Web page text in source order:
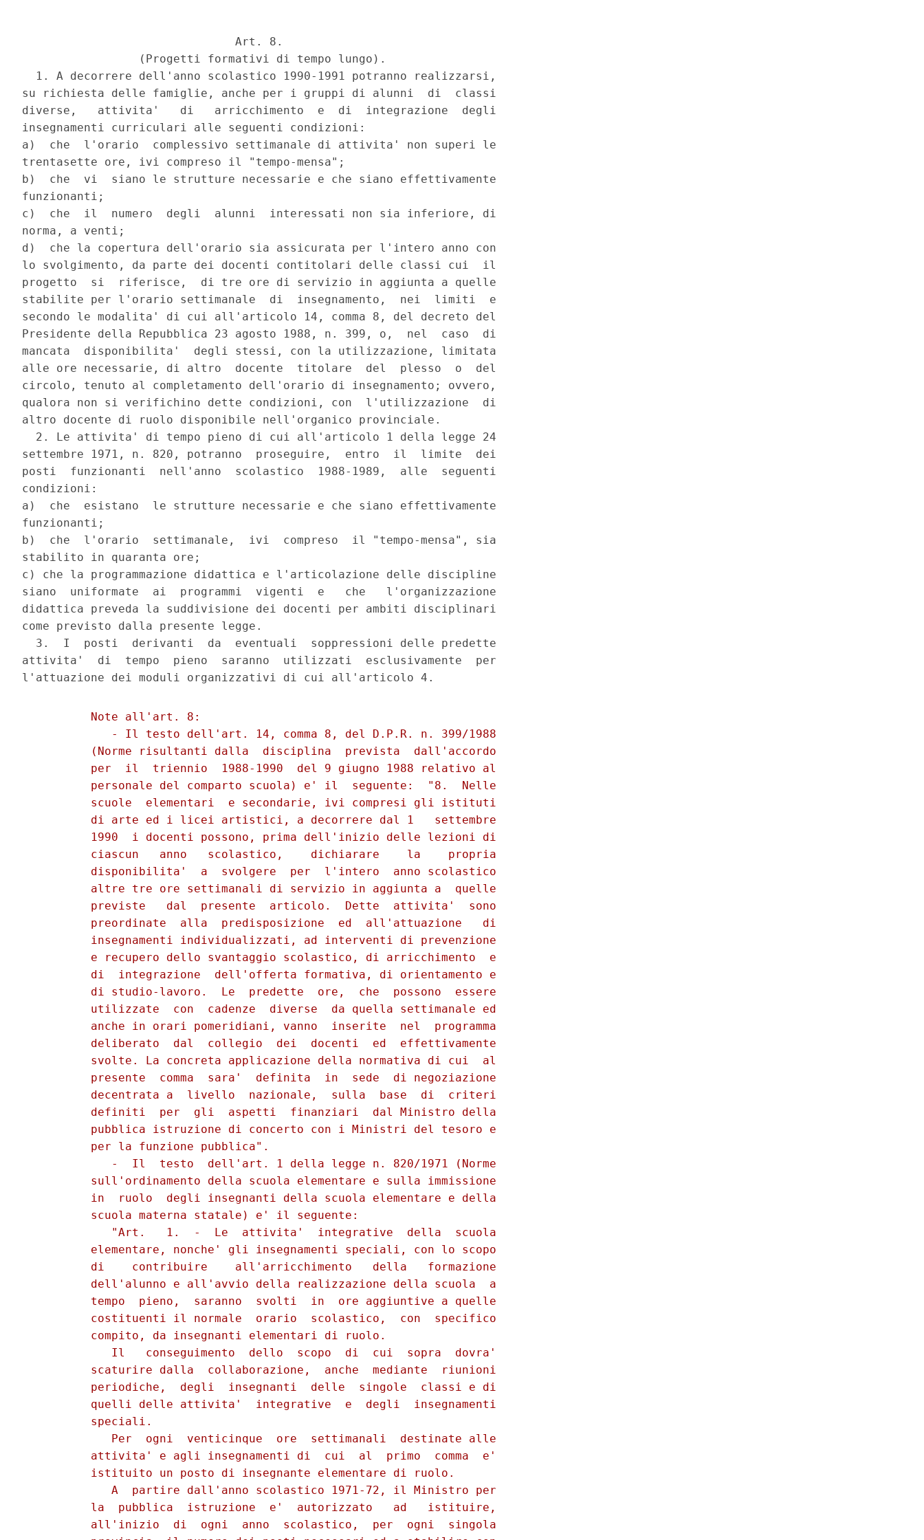
                               Art. 8.
                 (Progetti formativi di tempo lungo).
  1. A decorrere dell'anno scolastico 1990-1991 potranno realizzarsi,
su richiesta delle famiglie, anche per i gruppi di alunni  di  classi
diverse,   attivita'   di   arricchimento  e  di  integrazione  degli
insegnamenti curriculari alle seguenti condizioni:
a)  che  l'orario  complessivo settimanale di attivita' non superi le
trentasette ore, ivi compreso il "tempo-mensa";
b)  che  vi  siano le strutture necessarie e che siano effettivamente
funzionanti;
c)  che  il  numero  degli  alunni  interessati non sia inferiore, di
norma, a venti;
d)  che la copertura dell'orario sia assicurata per l'intero anno con
lo svolgimento, da parte dei docenti contitolari delle classi cui  il
progetto  si  riferisce,  di tre ore di servizio in aggiunta a quelle
stabilite per l'orario settimanale  di  insegnamento,  nei  limiti  e
secondo le modalita' di cui all'articolo 14, comma 8, del decreto del
Presidente della Repubblica 23 agosto 1988, n. 399, o,  nel  caso  di
mancata  disponibilita'  degli stessi, con la utilizzazione, limitata
alle ore necessarie, di altro  docente  titolare  del  plesso  o  del
circolo, tenuto al completamento dell'orario di insegnamento; ovvero,
qualora non si verifichino dette condizioni, con  l'utilizzazione  di
altro docente di ruolo disponibile nell'organico provinciale.
  2. Le attivita' di tempo pieno di cui all'articolo 1 della legge 24
settembre 1971, n. 820, potranno  proseguire,  entro  il  limite  dei
posti  funzionanti  nell'anno  scolastico  1988-1989,  alle  seguenti
condizioni:
a)  che  esistano  le strutture necessarie e che siano effettivamente
funzionanti;
b)  che  l'orario  settimanale,  ivi  compreso  il "tempo-mensa", sia
stabilito in quaranta ore;
c) che la programmazione didattica e l'articolazione delle discipline
siano  uniformate  ai  programmi  vigenti  e   che   l'organizzazione
didattica preveda la suddivisione dei docenti per ambiti disciplinari
come previsto dalla presente legge.
  3.  I  posti  derivanti  da  eventuali  soppressioni delle predette
attivita'  di  tempo  pieno  saranno  utilizzati  esclusivamente  per
          Note all'art. 8:
             - Il testo dell'art. 14, comma 8, del D.P.R. n. 399/1988
          (Norme risultanti dalla  disciplina  prevista  dall'accordo
          per  il  triennio  1988-1990  del 9 giugno 1988 relativo al
          personale del comparto scuola) e' il  seguente:  "8.  Nelle
          scuole  elementari  e secondarie, ivi compresi gli istituti
          di arte ed i licei artistici, a decorrere dal 1   settembre
          1990  i docenti possono, prima dell'inizio delle lezioni di
          ciascun   anno   scolastico,    dichiarare    la    propria
          disponibilita'  a  svolgere  per  l'intero  anno scolastico
          altre tre ore settimanali di servizio in aggiunta a  quelle
          previste   dal  presente  articolo.  Dette  attivita'  sono
          preordinate  alla  predisposizione  ed  all'attuazione   di
          insegnamenti individualizzati, ad interventi di prevenzione
          e recupero dello svantaggio scolastico, di arricchimento  e
          di  integrazione  dell'offerta formativa, di orientamento e
          di studio-lavoro.  Le  predette  ore,  che  possono  essere
          utilizzate  con  cadenze  diverse  da quella settimanale ed
          anche in orari pomeridiani, vanno  inserite  nel  programma
          deliberato  dal  collegio  dei  docenti  ed  effettivamente
          svolte. La concreta applicazione della normativa di cui  al
          presente  comma  sara'  definita  in  sede  di negoziazione
          decentrata a  livello  nazionale,  sulla  base  di  criteri
          definiti  per  gli  aspetti  finanziari  dal Ministro della
          pubblica istruzione di concerto con i Ministri del tesoro e
          per la funzione pubblica".
             -  Il  testo  dell'art. 1 della legge n. 820/1971 (Norme
          sull'ordinamento della scuola elementare e sulla immissione
          in  ruolo  degli insegnanti della scuola elementare e della
          scuola materna statale) e' il seguente:
             "Art.   1.  -  Le  attivita'  integrative  della  scuola
          elementare, nonche' gli insegnamenti speciali, con lo scopo
          di    contribuire    all'arricchimento   della   formazione
          dell'alunno e all'avvio della realizzazione della scuola  a
          tempo  pieno,  saranno  svolti  in  ore aggiuntive a quelle
          costituenti il normale  orario  scolastico,  con  specifico
          compito, da insegnanti elementari di ruolo.
             Il   conseguimento  dello  scopo  di  cui  sopra  dovra'
          scaturire dalla  collaborazione,  anche  mediante  riunioni
          periodiche,  degli  insegnanti  delle  singole  classi e di
          quelli delle attivita'  integrative  e  degli  insegnamenti
          speciali.
             Per  ogni  venticinque  ore  settimanali  destinate alle
          attivita' e agli insegnamenti di  cui  al  primo  comma  e'
          istituito un posto di insegnante elementare di ruolo.
             A  partire dall'anno scolastico 1971-72, il Ministro per
          la  pubblica  istruzione  e'  autorizzato   ad   istituire,
          all'inizio  di  ogni  anno  scolastico,  per  ogni  singola